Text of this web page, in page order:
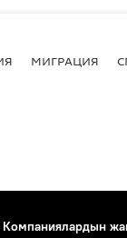
МИГРАЦИЯ
Компаниялардын